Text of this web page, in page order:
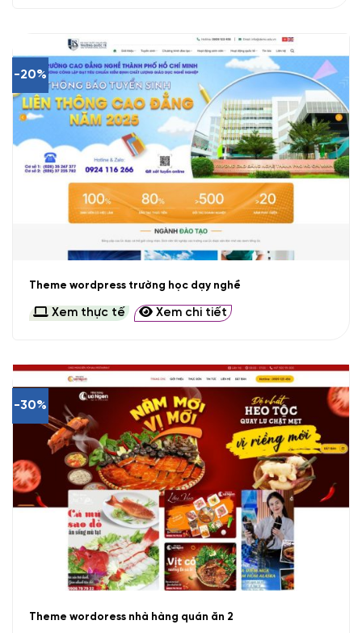
-20%
Theme wordpress trường học dạy nghề
Xem thực tế Xem chi tiết
-30%
Theme wordoress nhà hàng quán ăn 2